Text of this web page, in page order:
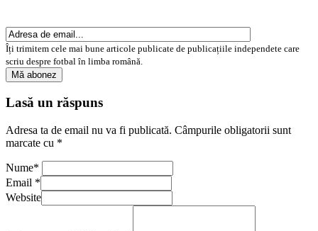
Îți trimitem cele mai bune articole publicate de publicațiile independete care
scriu despre fotbal în limba română.
Lasă un răspuns
Adresa ta de email nu va fi publicată. Câmpurile obligatorii sunt
marcate cu *
Nume*
Email *
Website